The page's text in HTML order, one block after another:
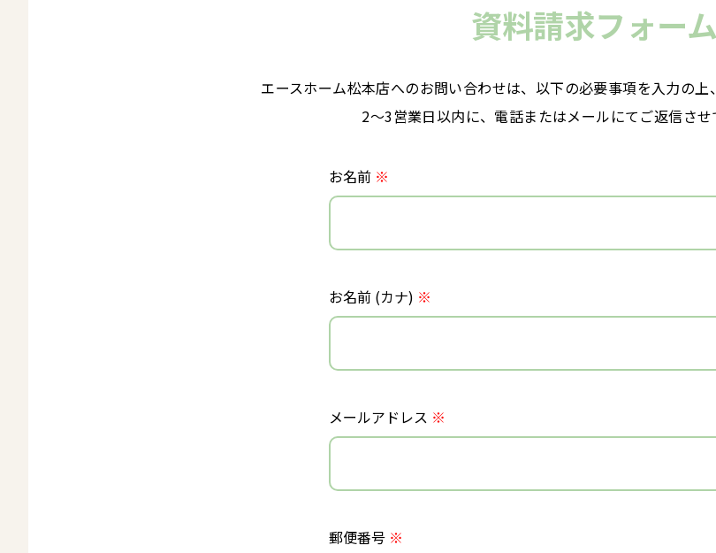
資料請求フォーム
エースホーム松本店へのお問い合わせは、 以下の必要事項を入力の上
2～3営業日以内に、電話またはメールにてご返信させ
お名前 ※
お名前 (カナ) ※
メールアドレス ※
郵便番号 ※